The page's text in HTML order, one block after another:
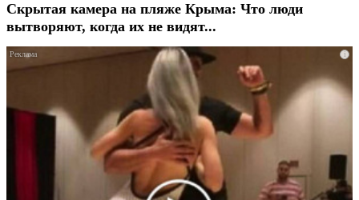
Скрытая камера на пляже Крыма: Что люди
вытворяют, когда их не видят...
i